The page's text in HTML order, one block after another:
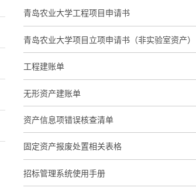
青岛农业大学工程项目申请书
青岛农业大学项目立项申请书（非实验室资产）
工程建账单
无形资产建账单
资产信息项错误核查清单
固定资产报废处置相关表格
招标管理系统使用手册